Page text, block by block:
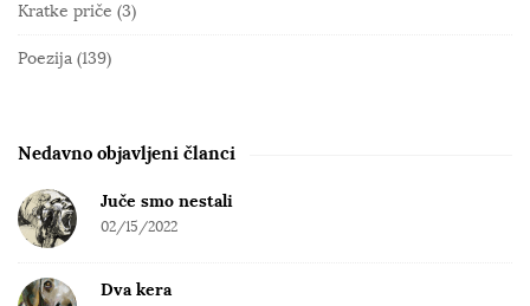
e
S
e
a
r
Kratke priče (3)
Poezija (139)
Nedavno objavljeni članci
Juče smo nestali
02/15/2022
Dva kera